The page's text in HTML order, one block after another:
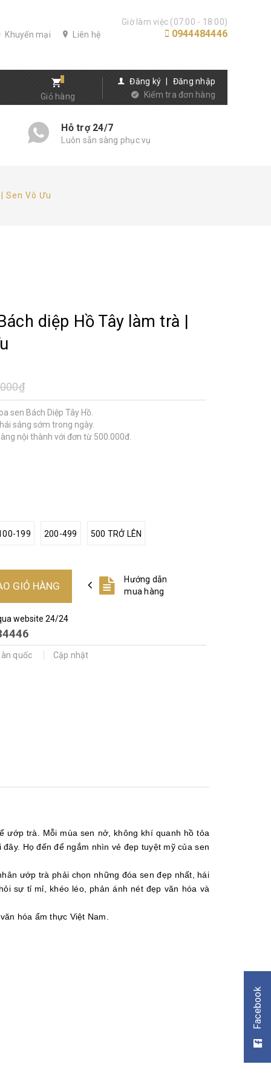
Khuyến mại Liên hệ
Giờ làm việc (07:00 - 18:00)
0944484446
Giỏ hàng
Đăng ký
Đăng nhập
Kiểm tra đơn hàng
Hỗ trợ 24/7
Luôn sẵn sàng phục vụ
Sen Vô Ưu
diệp Hồ Tây làm trà |
sen Bách Diệp Tây Hồ.
sáng sớm trong ngày.
nội thành với đơn từ 500.000đ.
199 200-499 500 TRỞ LÊN
GIỎ HÀNG
Hướng dẫn
mua hàng
website 24/24
quốc Cập nhật
ướp trà. Mỗi mùa sen nở, không khí quanh hồ tỏa
Họ đến để ngắm nhìn vẻ đẹp tuyệt mỹ của sen
ướp trà phải chọn những đóa sen đẹp nhất, hái
sự tỉ mỉ, khéo léo, phản ánh nét đẹp văn hóa và
hóa ẩm thực Việt Nam.
Facebook